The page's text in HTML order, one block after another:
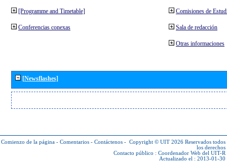
[Programme and Timetable]
Conferencias conexas
Comisiones de
Sala de redacción
Otras informaciones
[Newsflashes]
Comienzo de la página - Comentarios - Contáctenos - Copyright © UIT 2026 Reservados todos
los derechos
Contacto público : Coordenador Web del UIT-R
Actualizado el : 2013-01-30